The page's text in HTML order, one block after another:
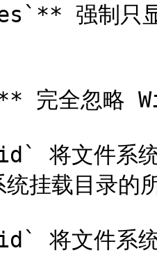
强制只
完全忽略
文件系统
挂载目录的
文件系统